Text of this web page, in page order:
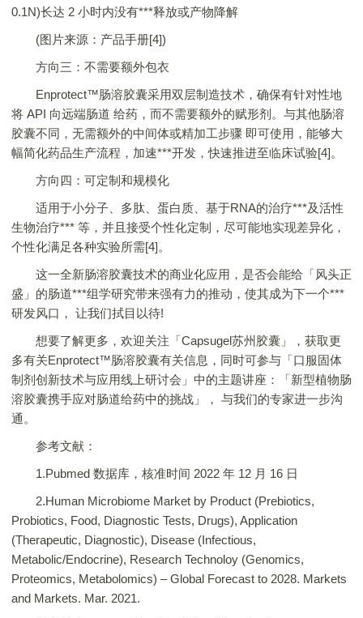
0.1N)长达 2 小时内没有***释放或产物降解
(图片来源：产品手册[4])
方向三：不需要额外包衣
Enprotect™肠溶胶囊采用双层制造技术，确保有针对性地
将 API 向远端肠道 给药，而不需要额外的赋形剂。与其他肠溶
胶囊不同，无需额外的中间体或精加工步骤 即可使用，能够大
幅简化药品生产流程，加速***开发，快速推进至临床试验[4]。
方向四：可定制和规模化
适用于小分子、多肽、蛋白质、基于RNA的治疗***及活性
生物治疗*** 等，并且接受个性化定制，尽可能地实现差异化，
个性化满足各种实验所需[4]。
这一全新肠溶胶囊技术的商业化应用，是否会能给「风头正
盛」的肠道***组学研究带来强有力的推动，使其成为下一个***
研发风口， 让我们拭目以待!
想要了解更多，欢迎关注「Capsugel苏州胶囊」，获取更
多有关Enprotect™肠溶胶囊有关信息，同时可参与「口服固体
制剂创新技术与应用线上研讨会」中的主题讲座：「新型植物肠
溶胶囊携手应对肠道给药中的挑战」， 与我们的专家进一步沟
通。
参考文献：
1.Pubmed 数据库，核准时间 2022 年 12 月 16 日
2.Human Microbiome Market by Product (Prebiotics,
Probiotics, Food, Diagnostic Tests, Drugs), Application
(Therapeutic, Diagnostic), Disease (Infectious,
Metabolic/Endocrine), Research Technoloy (Genomics,
Proteomics, Metabolomics) – Global Forecast to 2028. Markets
and Markets. Mar. 2021.